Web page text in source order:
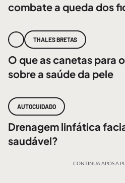
combate a queda dos
THALES BRETAS
O que as canetas para
sobre a saúde da pele
AUTOCUIDADO
Drenagem linfática
saudável?
CONTINUA APÓS A